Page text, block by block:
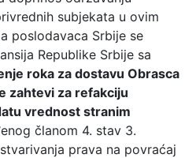
subjekata u ovim
poslodavaca Srbije se
Republike Srbije sa
roka za dostavu Obrasca
zahtevi za refakciju
vrednost stranim
članom 4. stav 3.
prava na povraćaj